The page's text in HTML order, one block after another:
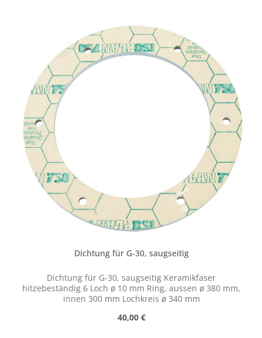
Dichtung für G-30, saugseitig
Dichtung für G-30, saugseitig Keramikfaser
hitzebeständig 6 Loch ø 10 mm Ring, aussen ø 380 mm,
innen 300 mm Lochkreis ø 340 mm
Regulärer Preis:
40,00 €